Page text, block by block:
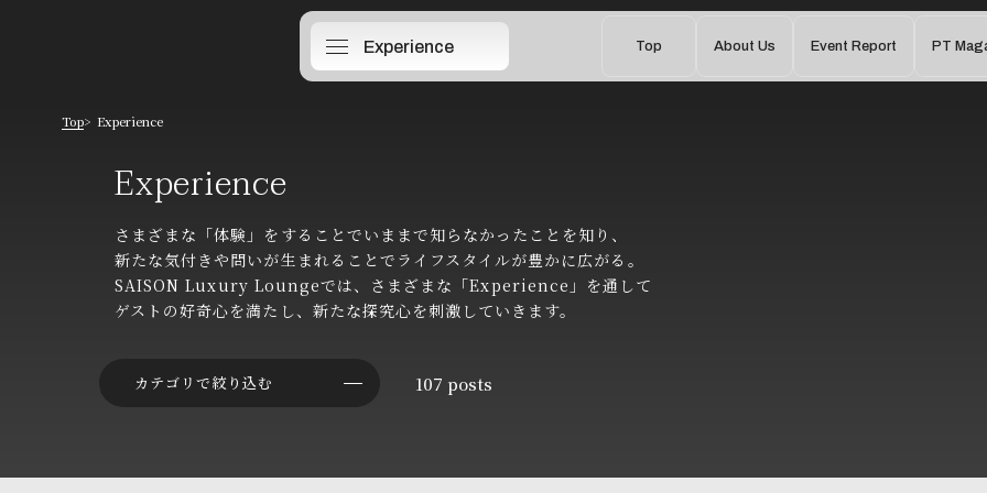
Experience Top About Us Event Report PT
Top Experience
ExperienceExperience
さまざまな「体験」をすることでいままで知らなかったことを知り、
新たな気付きや問いが生まれることでライフスタイルが豊かに広がる。
SAISON Luxury Loungeでは、さまざまな「Experience」を通して
ゲストの好奇心を満たし、新たな探究心を刺激していきます。
カテゴリで絞り込む 107 posts